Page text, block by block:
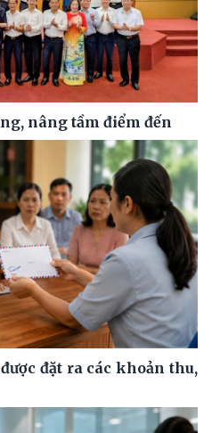
nâng tầm điểm đến
đặt ra các khoản thu,